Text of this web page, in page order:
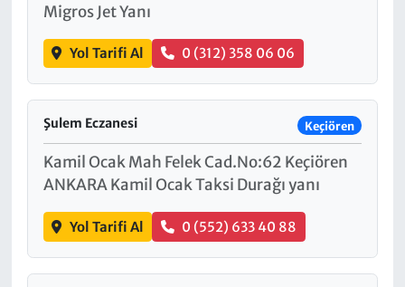
Migros Jet Yanı
Yol Tarifi Al 0 (312) 358 06 06
Şulem Eczanesi Keçiören
Kamil Ocak Mah Felek Cad.No:62 Keçiören
ANKARA Kamil Ocak Taksi Durağı yanı
Yol Tarifi Al 0 (552) 633 40 88